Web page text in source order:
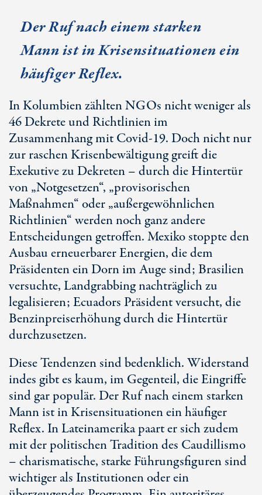
Der Ruf nach einem starken
Mann ist in Krisensituationen ein
häufiger Reflex.
In Kolumbien zählten NGOs nicht weniger als
46 Dekrete und Richtlinien im
Zusammenhang mit Covid-19. Doch nicht nur
zur raschen Krisenbewältigung greift die
Exekutive zu Dekreten – durch die Hintertür
von „Notgesetzen“, „provisorischen
Maßnahmen“ oder „außergewöhnlichen
Richtlinien“ werden noch ganz andere
Entscheidungen getroffen. Mexiko stoppte den
Ausbau erneuerbarer Energien, die dem
Präsidenten ein Dorn im Auge sind; Brasilien
versuchte, Landgrabbing nachträglich zu
legalisieren; Ecuadors Präsident versucht, die
Benzinpreiserhöhung durch die Hintertür
durchzusetzen.
Diese Tendenzen sind bedenklich. Widerstand
indes gibt es kaum, im Gegenteil, die Eingriffe
sind gar populär. Der Ruf nach einem starken
Mann ist in Krisensituationen ein häufiger
Reflex. In Lateinamerika paart er sich zudem
mit der politischen Tradition des Caudillismo
– charismatische, starke Führungsfiguren sind
wichtiger als Institutionen oder ein